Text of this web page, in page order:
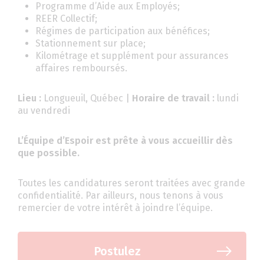
Programme d’Aide aux Employés;
REER Collectif;
Régimes de participation aux bénéfices;
Stationnement sur place;
Kilométrage et supplément pour assurances
affaires remboursés.
Lieu : Longueuil, Québec | Horaire de travail : lundi
au vendredi
L’Équipe d’Espoir est prête à vous accueillir dès
que possible.
Toutes les candidatures seront traitées avec grande
confidentialité. Par ailleurs, nous tenons à vous
remercier de votre intérêt à joindre l’équipe.
Postulez